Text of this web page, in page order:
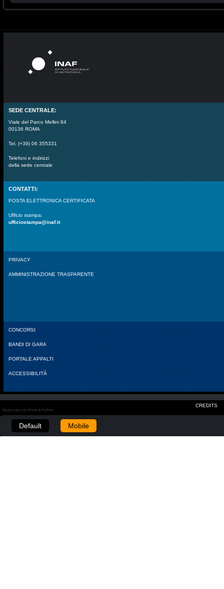
SEDE CENTRALE:
Viale del Parco Mellini 84
00136 ROMA
Tel. (+39) 06 355331
Telefoni e indirizzi
della sede centrale
CONTATTI:
POSTA ELETTRONICA CERTIFICATA
Ufficio stampa:
ufficiostampa@inaf.it
PRIVACY
AMMINISTRAZIONE TRASPARENTE
CONCORSI
BANDI DI GARA
PORTALE APPALTI
ACCESSIBILITÀ
CREDITS
Realizzato con Plone & Python
Default Mobile